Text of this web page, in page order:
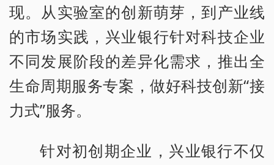
现。从实验室的创新萌芽，到产业线
的市场实践，兴业银行针对科技企业
不同发展阶段的差异化需求，推出全
生命周期服务专案，做好科技创新“接
力式”服务。
针对初创期企业，兴业银行不仅